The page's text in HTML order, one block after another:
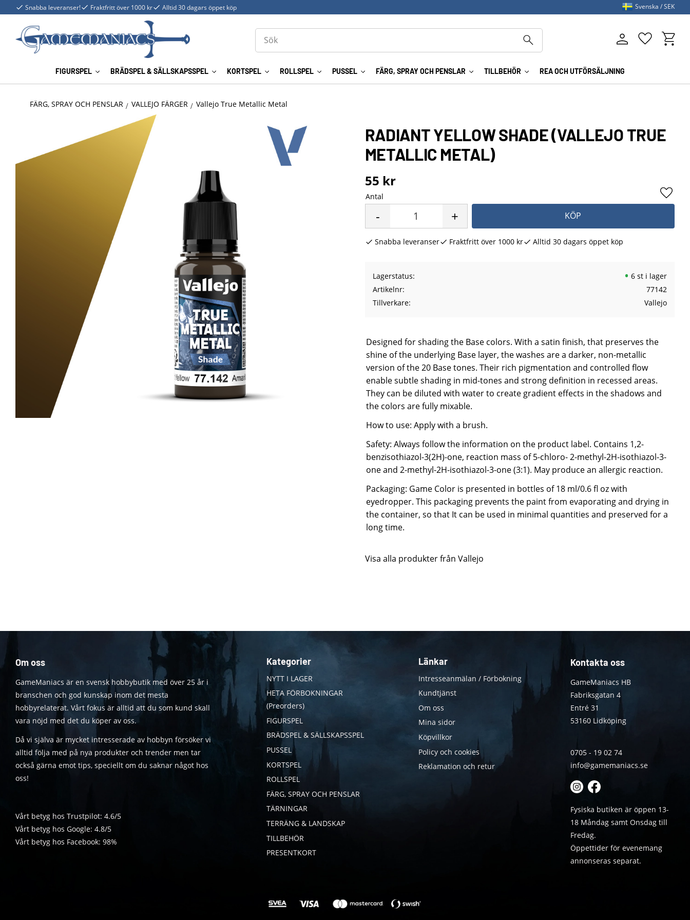
Snabba leveranser! Fraktfritt över 1000 kr Alltid 30 dagars öppet köp
FIGURSPEL BRÄDSPEL & SÄLLSKAPSSPEL KORTSPEL ROLLSPEL PUSSEL FÄRG, SPRAY OCH PENSLAR TILLBEHÖR REA OCH UTFÖRSÄLJNING
Favoriter
Svenska SEK
FÄRG, SPRAY OCH PENSLAR VALLEJO FÄRGER Vallejo True Metallic Metal
RADIANT YELLOW SHADE (VALLEJO TRUE
METALLIC METAL)
55 kr
Antal
+
- KÖP
Lägg
Snabba leveranser Fraktfritt över 1000 kr Alltid 30 dagars öppet köp
Lagerstatus
6 st i lager
Artikelnr
77142
Tillverkare
Vallejo
Designed for shading the Base colors. With a satin finish, that preserves the
shine of the underlying Base layer, the washes are a darker, non-metallic
version of the 20 Base tones. Their rich pigmentation and controlled flow
enable subtle shading in mid-tones and strong definition in recessed areas.
They can be diluted with water to create gradient effects in the shadows and
the colors are fully mixable.
How to use: Apply with a brush.
Safety: Always follow the information on the product label. Contains 1,2-
benzisothiazol-3(2H)-one, reaction mass of 5-chloro- 2-methyl-2H-isothiazol-3-
one and 2-methyl-2H-isothiazol-3-one (3:1). May produce an allergic reaction.
Packaging: Game Color is presented in bottles of 18 ml/0.6 fl oz with
eyedropper. This packaging prevents the paint from evaporating and drying in
the container, so that It can be used in minimal quantities and preserved for a
long time.
Visa alla produkter från Vallejo
Om oss
GameManiacs är en svensk hobbybutik med över 25 år i
branschen och god kunskap inom det mesta
hobbyrelaterat. Vårt fokus är alltid att du som kund skall
vara nöjd med det du köper av oss.
Då vi själva är mycket intresserade av hobbyn försöker vi
alltid följa med på nya produkter och trender men tar
också gärna emot tips, speciellt om du saknar något hos
oss!
Vårt betyg hos Trustpilot: 4.6/5
Vårt betyg hos Google: 4.8/5
Vårt betyg hos Facebook: 98%
Kategorier
NYTT I LAGER
HETA FÖRBOKNINGAR
(Preorders)
FIGURSPEL
BRÄDSPEL & SÄLLSKAPSSPEL
PUSSEL
KORTSPEL
ROLLSPEL
FÄRG, SPRAY OCH PENSLAR
TÄRNINGAR
TERRÄNG & LANDSKAP
TILLBEHÖR
PRESENTKORT
Länkar
Intresseanmälan / Förbokning
Kundtjänst
Om oss
Mina sidor
Köpvillkor
Policy och cookies
Reklamation och retur
Kontakta oss
GameManiacs HB
Fabriksgatan 4
Entré 31
53160 Lidköping
0705 - 19 02 74
info@gamemaniacs.se
Fysiska butiken är öppen 13-
18 Måndag samt Onsdag till
Fredag.
Öppettider för evenemang
annonseras separat.